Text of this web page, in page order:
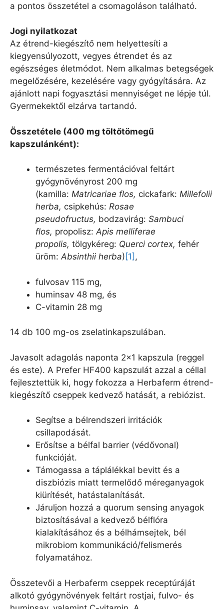
a pontos összetétel a csomagoláson található.
Jogi nyilatkozat
Az étrend-kiegészítő nem helyettesíti a
kiegyensúlyozott, vegyes étrendet és az
egészséges életmódot. Nem alkalmas betegségek
megelőzésére, kezelésére vagy gyógyítására. Az
ajánlott napi fogyasztási mennyiséget ne lépje túl.
Gyermekektől elzárva tartandó.
Összetétele (400 mg töltőtömegű
kapszulánként):
természetes fermentációval feltárt
gyógynövényrost 200 mg
(kamilla: Matricariae flos, cickafark: Millefolii
herba, csipkehús: Rosae
pseudofructus, bodzavirág: Sambuci
flos, propolisz:Apis melliferae
propolis, tölgykéreg: Querci cortex, fehér
üröm:Absinthii herba) [1] ,
fulvosav 115 mg,
huminsav 48 mg, és
C-vitamin 28 mg
14 db 100 mg-os zselatinkapszulában.
Javasolt adagolás naponta 2×1 kapszula (reggel
és este). A Prefer HF400 kapszulát azzal a céllal
fejlesztettük ki, hogy fokozza a Herbaferm étrend-
kiegészítő cseppek kedvező hatását, a rebiózist.
Segítse a bélrendszeri irritációk
csillapodását.
Erősítse a bélfal barrier (védővonal)
funkcióját.
Támogassa a táplálékkal bevitt és a
diszbiózis miatt termelődő méreganyagok
kiürítését, hatástalanítását.
Járuljon hozzá a quorum sensing anyagok
biztosításával a kedvező bélflóra
kialakításához és a bélhámsejtek, bél
mikrobiom kommunikáció/felismerés
folyamatához.
Összetevői a Herbaferm cseppek receptúráját
alkotó gyógynövények feltárt rostjai, fulvo- és